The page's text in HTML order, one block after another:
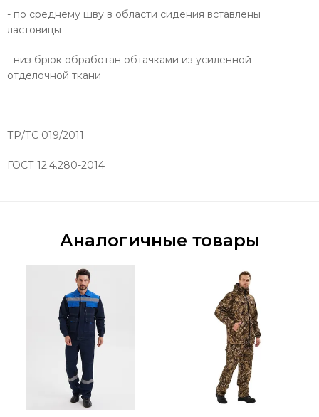
- по среднему шву в области сидения вставлены
ластовицы
- низ брюк обработан обтачками из усиленной
отделочной ткани
ТР/ТС 019/2011
ГОСТ 12.4.280-2014
Аналогичные товары